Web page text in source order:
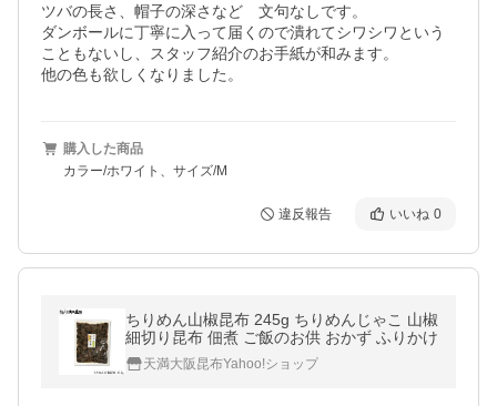
ツバの長さ、帽子の深さなど　文句なしです。
ダンボールに丁寧に入って届くので潰れてシワシワという
こともないし、スタッフ紹介のお手紙が和みます。
他の色も欲しくなりました。
購入した商品
カラー/ホワイト、サイズ/M
違反報告 いいね 0
ちりめん山椒昆布 245g ちりめんじゃこ 山椒
細切り昆布 佃煮 ご飯のお供 おかず ふりかけ
天満大阪昆布Yahoo!ショップ